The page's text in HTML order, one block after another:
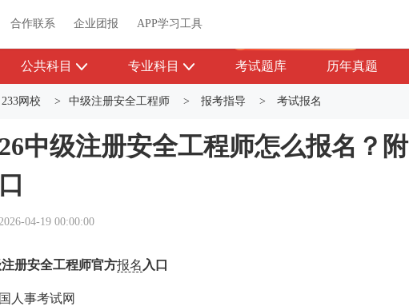
合作联系 企业团报 APP学习工具
直播 书店 资料 关于我们 帮助中心
公共科目 专业科目 考试题库 历年真题
233网校 > 中级注册安全工程师 > 报考指导 > 考试报名
中级注册安全工程师怎么报名？附
04-19 00:00:00
注册安全工程师官方报名 入口
人事考试网